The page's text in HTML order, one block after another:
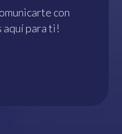
con
aquí para ti!